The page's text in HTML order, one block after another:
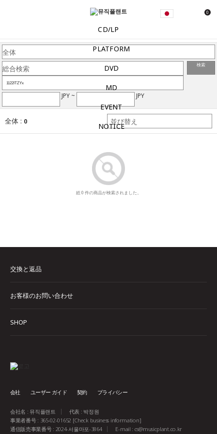
0
CD/LP
PLATFORM
DVD
MD
EVENT
NOTICE
検索
JPY ~ JPY
全体 : 0
総 0 件の商品が検索されました。
交換と返品
お客様のお問い合わせ
SHOP
会社 ユーザー ガイド 契約 プライバシー
会社名 : 뮤직플랜트
代表 : 박정원
事業者番号 : 365-02-01652 [Check business information]
通信販売事業番号 : 2024-서울마포-3864
E-mail : cs@musicplant.co.kr